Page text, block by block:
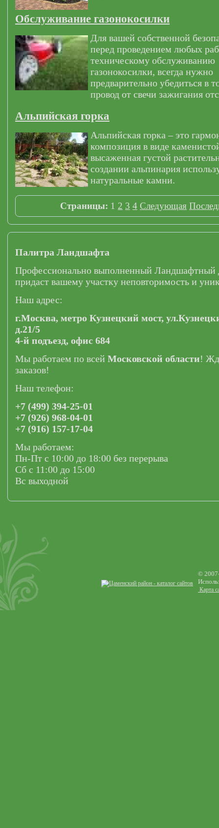
Обслуживание газонокосилки
Для вашей собственной
перед проведением любых
техническому обслуживанию
газонокосилки, всегда нужно
предварительно убедиться в
провод от свечи зажигания
Альпийская горка
Альпийская горка – это
композиция в виде
высаженная густой
создании альпинария
натуральные камни.
Страницы: 1 2 3 4 Следующая
Палитра Ландшафта
Профессионально выполненный Ландшафтный
придаст вашему участку неповторимость и
Наш адрес:
г.Москва, метро Кузнецкий мост,
д.21/5
4-й подъезд, офис 684
Мы работаем по всей Московской области!
заказов!
Наш телефон:
+7 (499) 394-25-01
+7 (926) 968-04-01
+7 (916) 157-17-04
Мы работаем:
Пн-Пт с 10:00 до 18:00 без перерыва
Сб с 11:00 до 15:00
Вс выходной
©
Карта